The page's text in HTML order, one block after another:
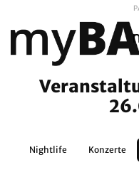
Nightlife Konzerte